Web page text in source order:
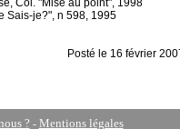
Col. "Mise au point", 1998
Sais-je?", n 598, 1995
Posté le 16 février
? - Mentions légales